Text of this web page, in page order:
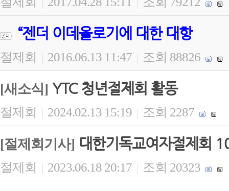
“젠더 이데올로기에 대한 대항
절제회 2016.06.13 11:47 조회 88826
[새소식] YTC 청년절제회 활동
절제회 | 2024.02.13 15:19 | 조회 2287
[절제회기사] 대한기독교여자절제회
절제회 | 2023.06.18 20:17 | 조회 20323